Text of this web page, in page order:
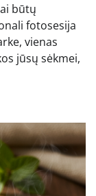
būtų
fotosesija
vienas
jūsų sėkmei,